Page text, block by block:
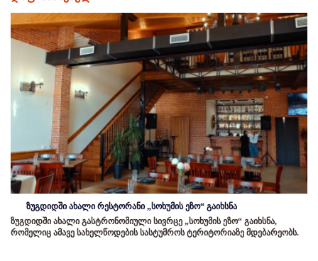
ზუგდიდში ახალი რესტორანი „სოხუმის ეზო“ გაიხსნა
ზუგდიდში ახალი გასტრონომიული სივრცე „სოხუმის ეზო“ გაიხსნა,
რომელიც ამავე სახელწოდების სასტუმროს ტერიტორიაზე მდებარეობს.